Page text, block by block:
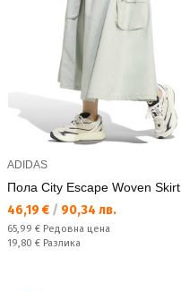
ADIDAS
Пола City Escape Woven Skirt
Текуща цена:
46,19 € / 90,34 лв.
Редовна цена:
65,99 € Редовна цена
Спестявате:
19,80 € Разлика